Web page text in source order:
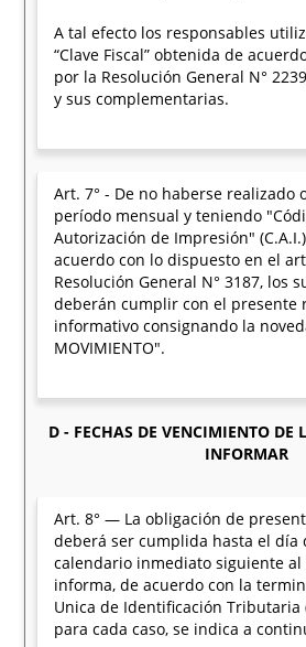
A tal efecto los responsables
“Clave Fiscal” obtenida de
por la Resolución General N°
y sus complementarias.
Art. 7° - De no haberse realizado
período mensual y teniendo
Autorización de Impresión"
acuerdo con lo dispuesto en el
Resolución General N° 3187, los
deberán cumplir con el presente
informativo consignando la
MOVIMIENTO".
D - FECHAS DE VENCIMIENTO DE
INFORMAR
Art. 8° — La obligación de
deberá ser cumplida hasta el día
calendario inmediato siguiente al
informa, de acuerdo con la
Unica de Identificación Tributaria
para cada caso, se indica a